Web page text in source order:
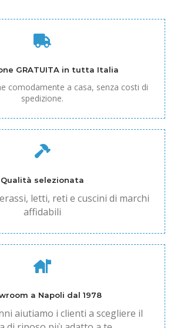
GRATUITA in tutta Italia
comodamente a casa, senza costi di
spedizione.
Qualità selezionata
letti, reti e cuscini di marchi
affidabili
a Napoli dal 1978
aiutiamo i clienti a scegliere il